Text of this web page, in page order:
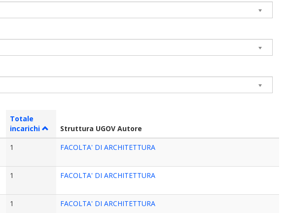
Totale
incarichi
Struttura UGOV Autore
1 FACOLTA' DI ARCHITETTURA
1 FACOLTA' DI ARCHITETTURA
1 FACOLTA' DI ARCHITETTURA